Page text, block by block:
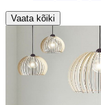
Vaata kõiki